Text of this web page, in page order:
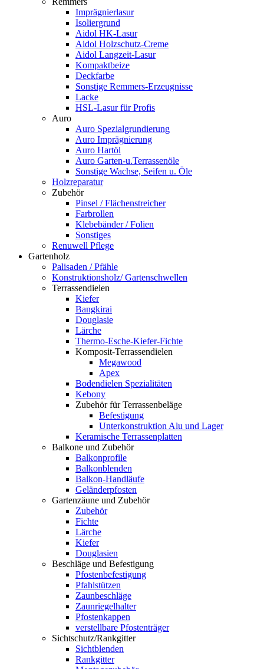
Imprägnierlasur
Isoliergrund
Aidol HK-Lasur
Aidol Holzschutz-Creme
Aidol Langzeit-Lasur
Kompaktbeize
Deckfarbe
Sonstige Remmers-Erzeugnisse
Lacke
HSL-Lasur für Profis
Auro
Auro Spezialgrundierung
Auro Imprägnierung
Auro Hartöl
Auro Garten-u.Terrassenöle
Sonstige Wachse, Seifen u. Öle
Holzreparatur
Zubehör
Pinsel / Flächenstreicher
Farbrollen
Klebebänder / Folien
Sonstiges
Renuwell Pflege
Gartenholz
Palisaden / Pfähle
Konstruktionsholz/ Gartenschwellen
Terrassendielen
Kiefer
Bangkirai
Douglasie
Lärche
Thermo-Esche-Kiefer-Fichte
Komposit-Terrassendielen
Megawood
Apex
Bodendielen Spezialitäten
Kebony
Zubehör für Terrassenbeläge
Befestigung
Unterkonstruktion Alu und Lager
Keramische Terrassenplatten
Balkone und Zubehör
Balkonprofile
Balkonblenden
Balkon-Handläufe
Geländerpfosten
Gartenzäune und Zubehör
Zubehör
Fichte
Lärche
Kiefer
Douglasien
Beschläge und Befestigung
Pfostenbefestigung
Pfahlstützen
Zaunbeschläge
Zaunriegelhalter
Pfostenkappen
verstellbare Pfostenträger
Sichtschutz/Rankgitter
Sichtblenden
Rankgitter